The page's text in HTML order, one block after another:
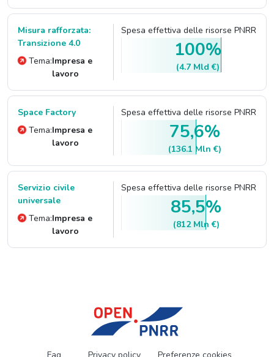
Misura rafforzata:
Transizione 4.0
Tema:Impresa e
lavoro
Spesa effettiva delle risorse PNRR
100%
(4.7 Mld €)
Space Factory
Tema:Impresa e
lavoro
Spesa effettiva delle risorse PNRR
75,6%
(136.1 Mln €)
Servizio civile
universale
Tema:Impresa e
lavoro
Spesa effettiva delle risorse PNRR
85,5%
(812 Mln €)
Faq Privacy policy Preferenze cookies